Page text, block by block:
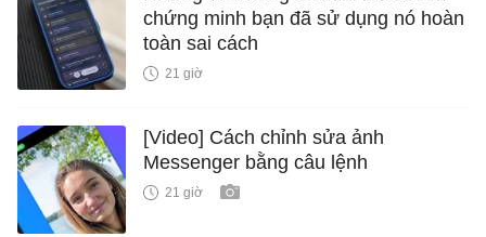
chứng minh bạn đã sử dụng nó hoàn
toàn sai cách
21 giờ
[Video] Cách chỉnh sửa ảnh
Messenger bằng câu lệnh
21 giờ